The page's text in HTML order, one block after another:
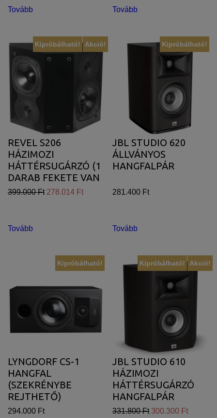
Tovább Tovább
Akció!
Kipróbálható!
REVEL S206
HÁZIMOZI
HÁTTÉRSUGÁRZÓ (1
DARAB FEKETE VAN
RAKTÁRON)
399.000 Ft 278.014 Ft
Tovább
Kipróbálható!
JBL STUDIO 620
ÁLLVÁNYOS
HANGFALPÁR
281.400 Ft
Tovább
Kipróbálható!
LYNGDORF CS-1
HANGFAL
(SZEKRÉNYBE
REJTHETŐ)
294.000 Ft
Akció!
Kipróbálható!
JBL STUDIO 610
HÁZIMOZI
HÁTTÉRSUGÁRZÓ
HANGFALPÁR
331.800 Ft 300.300 Ft